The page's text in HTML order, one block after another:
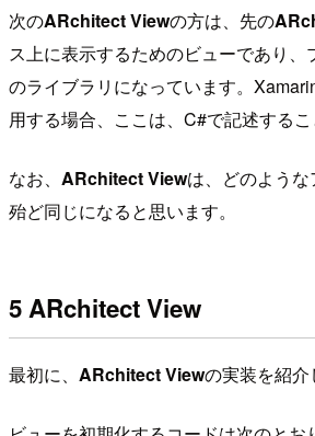
次のARchitect Viewの方は、先の
ス上に表示するためのビューであり、
のライブラリになっています。
用する場合、ここは、C#で記述するこ
なお、 ARchitect Viewは、どのような
殆ど同じになると思います。
5 ARchitect View
最初に、 ARchitect Viewの実装を紹介